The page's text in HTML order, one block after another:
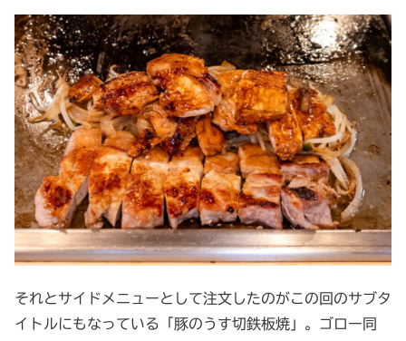
それとサイドメニューとして注文したのがこの回のサブタ
イトルにもなっている「豚のうす切鉄板焼」。ゴロー同